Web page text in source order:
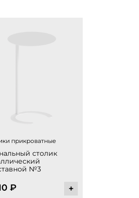
прикроватные
столик
№3
₽ +